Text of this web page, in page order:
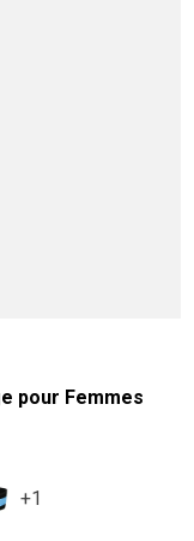
pour Femmes
+1